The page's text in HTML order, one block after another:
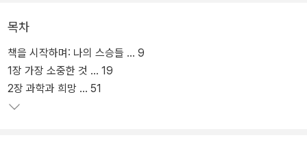
반과학과 미신, 비합리주의와 반지성주의의 유행에 담긴 인간의 오랜
감성의 결합에서 탄생한 과학의 본질을 제대로 이해하지는 않고는 이
경신(輕信)의 풍조를 막을 수 없으리라는 것을 10년에 걸친 조사와
성찰, 연구와 실천의 산물인 이 책을 통해 뜨겁게 보여 준다.
목차
책을 시작하며: 나의 스승들 … 9
1장 가장 소중한 것 … 19
2장 과학과 희망 … 51